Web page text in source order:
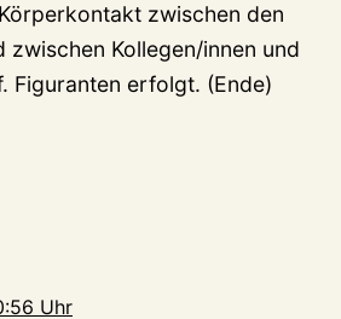
zwischen den
zwischen Kollegen/innen und
Figuranten erfolgt. (Ende)
Uhr